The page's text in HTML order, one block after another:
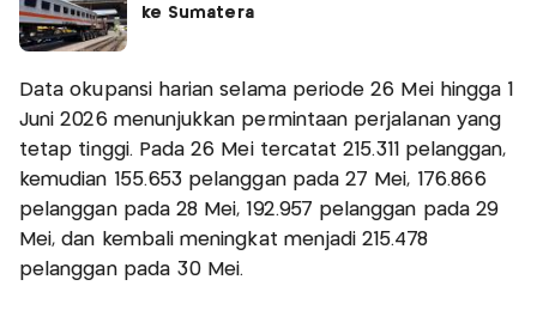
ke Sumatera
Data okupansi harian selama periode 26 Mei hingga 1
Juni 2026 menunjukkan permintaan perjalanan yang
tetap tinggi. Pada 26 Mei tercatat 215.311 pelanggan,
kemudian 155.653 pelanggan pada 27 Mei, 176.866
pelanggan pada 28 Mei, 192.957 pelanggan pada 29
Mei, dan kembali meningkat menjadi 215.478
pelanggan pada 30 Mei.